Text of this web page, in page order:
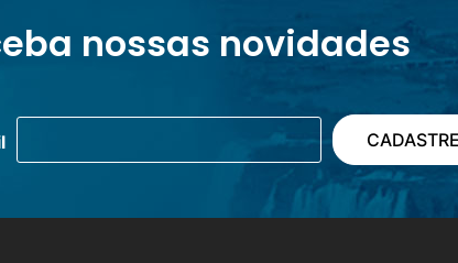
nossas novidades